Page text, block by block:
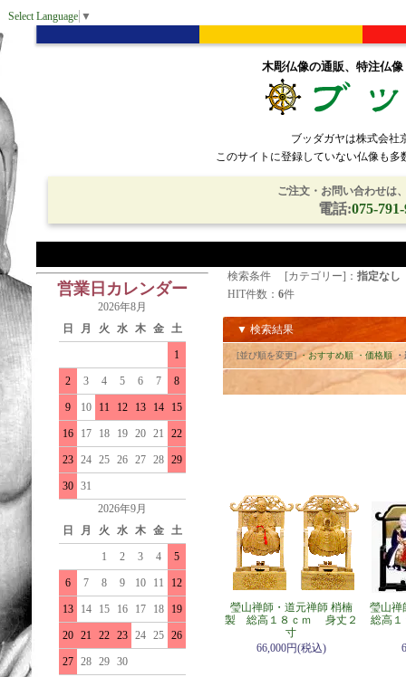
Select Language ▼
木彫仏像の通販、特注仏
ブッダガヤは株式会社
このサイトに登録していない仏像も
ご注文・お問い合わせは
電話:075-
営業日カレンダー
2026年8月
日
月 火 水 木 金 土
1
2 3 4 5 6 7 8
9 10 11 12 13 14 15
16 17 18 19 20 21 22
23 24 25 26 27 28 29
30 31
2026年9月
日
月 火 水 木 金 土
1 2 3 4 5
6 7 8 9 10 11 12
13 14 15 16 17 18 19
20 21 22 23 24 25 26
27 28 29 30
検索条件 [カテゴリー]： 指定なし
HIT件数： 6件
▼ 検索結果
[並び順を変更]・おすすめ順 ・価格順
瑩山禅師・道元禅師 梢楠
製 総高１８ｃｍ 身丈２
寸
66,000円(税込)
瑩山
総高